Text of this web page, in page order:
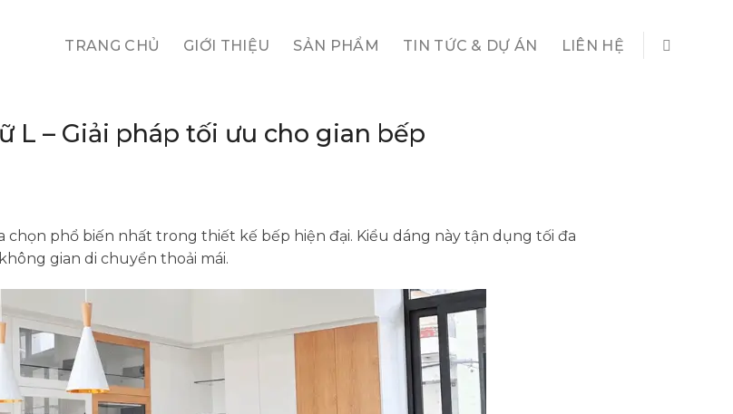
TRANG CHỦ GIỚI THIỆU SẢN PHẨM TIN TỨC & DỰ ÁN LIÊN HỆ
L – Giải pháp tối ưu cho gian bếp
phổ biến nhất trong thiết kế bếp hiện đại. Kiểu dáng này tận dụng tối đa
gian di chuyển thoải mái.